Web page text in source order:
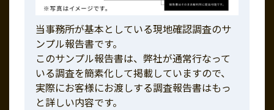
当事務所が基本としている現地確認調査のサ
ンプル報告書です。
このサンプル報告書は、弊社が通常行なって
いる調査を簡素化して掲載していますので、
実際にお客様にお渡しする調査報告書はもっ
と詳しい内容です。